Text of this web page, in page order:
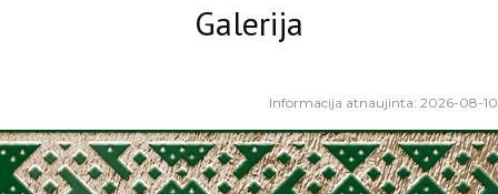
Galerija
Informacija atnaujinta: 2026-08-10